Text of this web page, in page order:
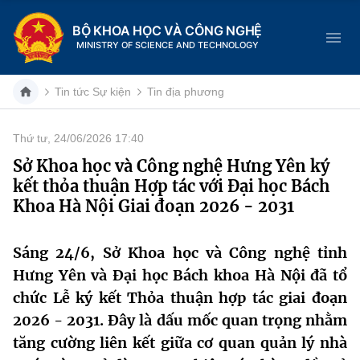
BỘ KHOA HỌC VÀ CÔNG NGHỆ
MINISTRY OF SCIENCE AND TECHNOLOGY
Danh mục
Trang chủ
Chức năng nhiệm vụ
Cơ cấu tổ chức
Lịch sử phát triển
Tin tức sự kiện
Khoa học và Công nghệ
Đổi mới sáng tạo
Dịch vụ công
Hệ thống văn bản
Tin tức Sự kiện Tin địa phương
Thứ tư, 24/06/2026 17:40
Sở Khoa học và Công nghệ Hưng Yên ký
kết thỏa thuận Hợp tác với Đại học Bách
Khoa Hà Nội Giai đoạn 2026 - 2031
Sáng 24/6, Sở Khoa học và Công nghệ tỉnh
Hưng Yên và Đại học Bách khoa Hà Nội đã tổ
chức Lễ ký kết Thỏa thuận hợp tác giai đoạn
2026 - 2031. Đây là dấu mốc quan trọng nhằm
tăng cường liên kết giữa cơ quan quản lý nhà